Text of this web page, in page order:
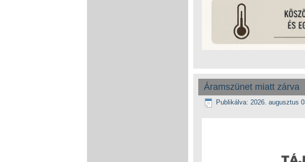
Áramszünet miatt zárva
Publikálva: 2026. augusztus